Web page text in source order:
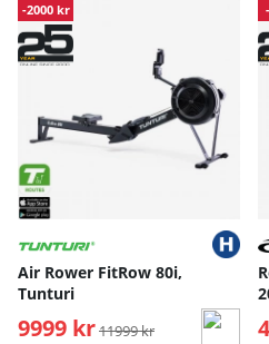
-2000 kr
Air Rower FitRow 80i,
Tunturi
9999 kr Ordinarie pris:
11999 kr